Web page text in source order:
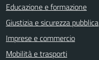
Educazione e formazione
Giustizia e sicurezza pubblica
Imprese e commercio
Mobilità e trasporti